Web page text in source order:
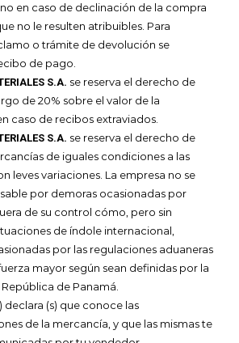
en caso de declinación de la compra
no le resulten atribuibles. Para
o trámite de devolución se
de pago.
S.A. se reserva el derecho de
de 20% sobre el valor de la
caso de recibos extraviados.
S.A. se reserva el derecho de
de iguales condiciones a las
leves variaciones. La empresa no se
por demoras ocasionadas por
de su control cómo, pero sin
de índole internacional,
por las regulaciones aduaneras
mayor según sean definidas por la
de Panamá.
declara (s) que conoce las
de la mercancía, y que las mismas te